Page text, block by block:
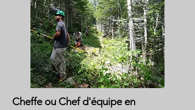
Cheffe ou Chef d'équipe en